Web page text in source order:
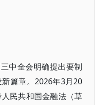
中全会明确提出要制
篇章。2026年3月20
民共和国金融法（草